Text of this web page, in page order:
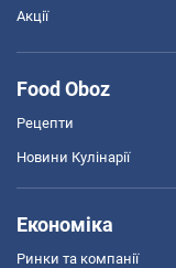
Акції
Food Oboz
Рецепти
Новини Кулінарії
Економіка
Ринки та компанії